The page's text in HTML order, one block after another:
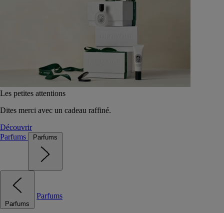
Les petites attentions
Dites merci avec un cadeau raffiné.
Découvrir
Parfums
Parfums
Parfums
Parfums